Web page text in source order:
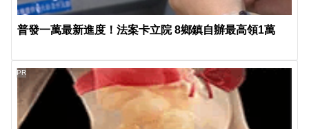
普發一萬最新進度！法案卡立院 8鄉鎮自辦最高領1萬
PR